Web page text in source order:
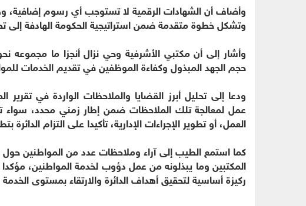
وأضاف أن الشهادات الرقمية لا تستوجب أي رسوم إضافية،
وتشكل خطوة متقدمة ضمن استراتيجية الحكومة الهادفة إلى
حجم الجهد المبذول وكفاءة الموظفين في تقديم الخدمات
ودعا إلى تحليل أبرز القضايا والملاحظات الواردة في
عمل لمعالجة تلك الملاحظات ضمن إطار زمني محدد، سواء
العمل، أو تطوير الإجراءات الإدارية، تأكيدا على التزام
كما استمع الطيب إلى آراء وملاحظات عدد من المواطنين
المكتبين وما يبذلونه من عمل دؤوب لخدمة المواطنين،
ركيزة أساسية لتحقيق أهداف الدائرة والارتقاء بمستوى الخدمة